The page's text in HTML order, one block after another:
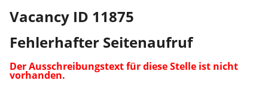
Vacancy ID 11875
Fehlerhafter Seitenaufruf
Der Ausschreibungstext für diese Stelle ist nicht
vorhanden.